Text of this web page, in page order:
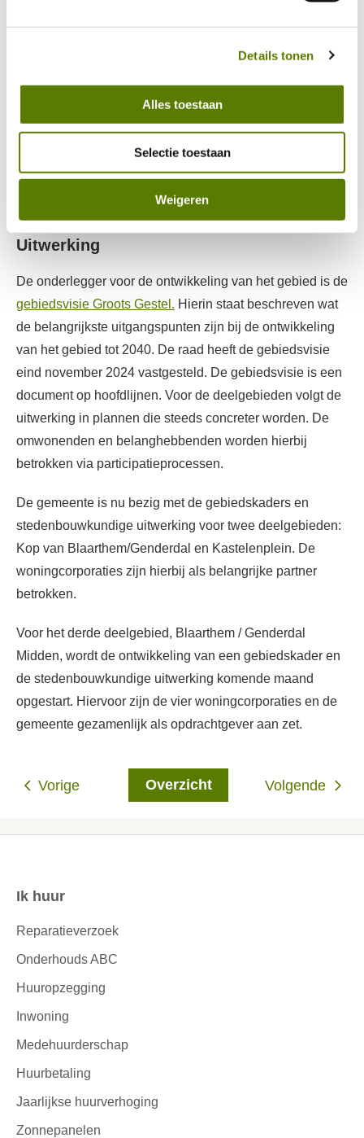
persoonsgegevens omgaan.
Details tonen
Alles toestaan
Selectie toestaan
Weigeren
ontwikkeling. De corporaties hebben veel bezit in dit
gebied en zijn dus goed bekend met de ruimtelijke en
sociale aspecten. Dat is waardevol, want het gaat er niet
leefbaarheid moet er op vooruit gaan. Door samen op te
trekken worden de plannen beter.’
In de intentieovereenkomst maken de woningcorporaties
en de gemeente Eindhoven afspraken op welke manier
ze de samenwerking verder vormgeven.
Uitwerking
De onderlegger voor de ontwikkeling van het gebied is de
gebiedsvisie Groots Gestel. Hierin staat beschreven wat
de belangrijkste uitgangspunten zijn bij de ontwikkeling
van het gebied tot 2040. De raad heeft de gebiedsvisie
eind november 2024 vastgesteld. De gebiedsvisie is een
document op hoofdlijnen. Voor de deelgebieden volgt de
uitwerking in plannen die steeds concreter worden. De
omwonenden en belanghebbenden worden hierbij
betrokken via participatieprocessen.
De gemeente is nu bezig met de gebiedskaders en
stedenbouwkundige uitwerking voor twee deelgebieden:
Kop van Blaarthem/Genderdal en Kastelenplein. De
woningcorporaties zijn hierbij als belangrijke partner
betrokken.
Voor het derde deelgebied, Blaarthem / Genderdal
Midden, wordt de ontwikkeling van een gebiedskader en
de stedenbouwkundige uitwerking komende maand
opgestart. Hiervoor zijn de vier woningcorporaties en de
gemeente gezamenlijk als opdrachtgever aan zet.
Volgende
Overzicht
Vorige
Contactinformatie
Ik huur
Reparatieverzoek
Onderhouds ABC
Huuropzegging
Inwoning
Medehuurderschap
Huurbetaling
Jaarlijkse huurverhoging
Zonnepanelen